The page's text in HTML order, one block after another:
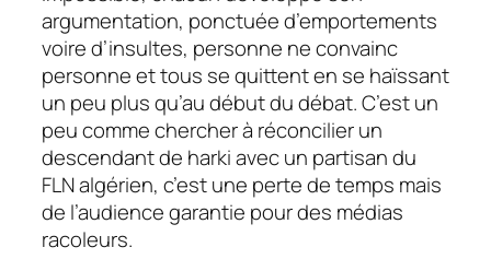
argumentation, ponctuée d’emportements
voire d’insultes, personne ne convainc
personne et tous se quittent en se haïssant
un peu plus qu’au début du débat. C’est un
peu comme chercher à réconcilier un
descendant de harkiavec un partisan du
FLN algérien, c’est une perte de temps mais
de l’audience garantie pour des médias
racoleurs.